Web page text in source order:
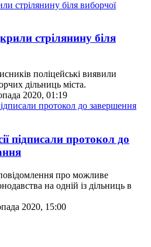
стрілянину біля
поліцейські виявили
дільниць міста.
2020, 01:19
підписали протокол до
про можливе
на одній із дільниць в
2020, 15:00